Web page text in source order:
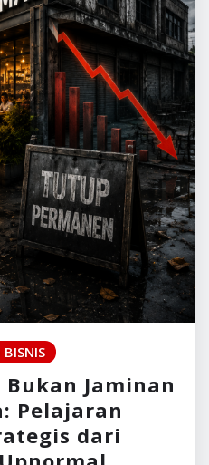
BISNIS
Bukan Jaminan
Pelajaran
dari